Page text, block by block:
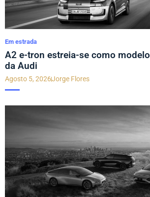
Em estrada
A2 e-tron estreia-se como
da Audi
Agosto 5, 2026Jorge Flores